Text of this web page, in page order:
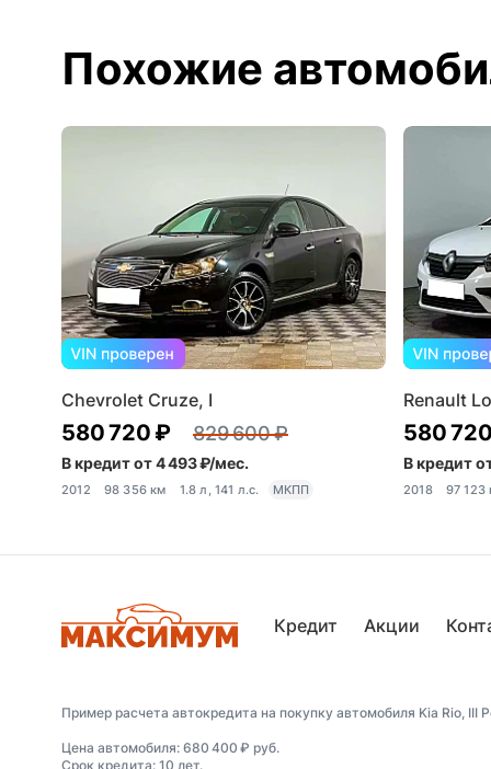
Похожие
Chevrolet Cruze, I
580 720 ₽ 829 600 ₽
В кредит от 4 493 ₽/мес.
2012 98 356 км 1.8 л, 141 л.с. МКПП
Renault
580
В кредит
2018 97 123
Кредит Акции
Пример расчета автокредита на покупку автомобиля Kia Rio, III
Цена автомобиля: 680 400 ₽ руб.
Срок кредита: 10 лет.